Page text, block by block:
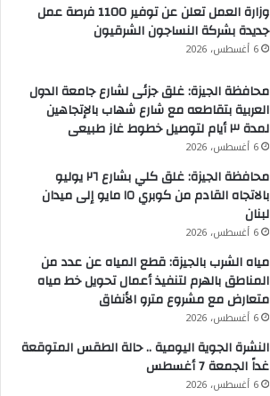
وزارة العمل تعلن عن توفير 1100 فرصة عمل
جديدة بشركة النساجون الشرقيون
6 أغسطس، 2026
محافظة الجيزة: غلق جزئى لشارع جامعة الدول
العربية بتقاطعه مع شارع شهاب بالإتجاهين
لمدة ٣ أيام لتوصيل خطوط غاز طبيعى
6 أغسطس، 2026
محافظة الجيزة: غلق كلي بشارع ٢٦ يوليو
بالاتجاه القادم من كوبري ١٥ مايو إلى ميدان
لبنان
6 أغسطس، 2026
مياه الشرب بالجيزة: قطع المياه عن عدد من
المناطق بالهرم لتنفيذ أعمال تحويل خط مياه
متعارض مع مشروع مترو الأنفاق
6 أغسطس، 2026
النشرة الجوية اليومية .. حالة الطقس المتوقعة
غداً الجمعة 7 أغسطس
6 أغسطس، 2026